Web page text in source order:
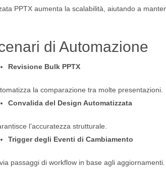
PPTX aumenta la scalabilità, aiutando a
di Automazione
Revisione Bulk PPTX
la comparazione tra molte presentazioni.
Convalida del Design Automatizzata
l’accuratezza strutturale.
Trigger degli Eventi di Cambiamento
passaggi di workflow in base agli aggiornamenti.